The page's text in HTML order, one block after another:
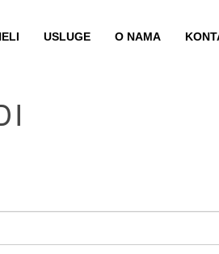
USLUGE O NAMA